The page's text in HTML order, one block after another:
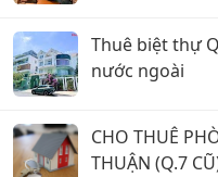
Thuê biệt thự
nước ngoài
CHO THUÊ
THUẬN (Q.7